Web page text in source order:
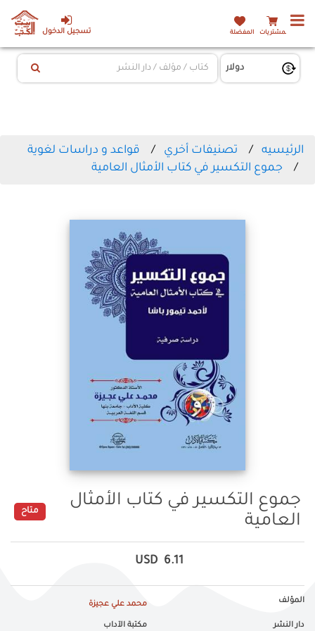
تسجيل الدخول المشتريات المفضلة
الرئيسيه تصنيفات أخري
قواعد و دراسات لغوية
جموع التكسير في كتاب الأمثال العامية
جموع التكسير في كتاب الأمثال
العامية
متاح
6.11
USD
المؤلف محمد علي عجيزة
دار النشر مكتبة الآداب